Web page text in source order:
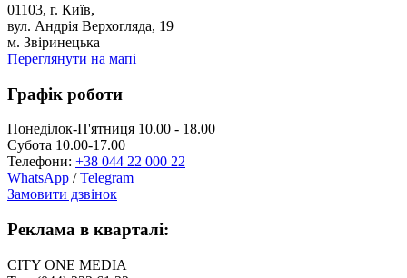
01103, г. Київ,
вул. Андрія Верхогляда, 19
м. Звіринецька
Переглянути на мапі
Графік роботи
Понеділок-П'ятниця 10.00 - 18.00
Субота 10.00-17.00
Телефони: +38 044 22 000 22
WhatsApp /Telegram
Замовити дзвінок
Реклама в кварталі:
CITY ONE MEDIA